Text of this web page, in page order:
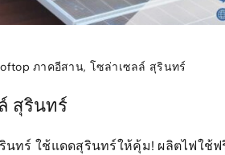
ภาคอีสาน, โซล่าเซลล์ สุรินทร์
สุรินทร์
นทร์ ใช้แดดสุรินทร์ให้คุ้ม! ผลิตไฟใช้